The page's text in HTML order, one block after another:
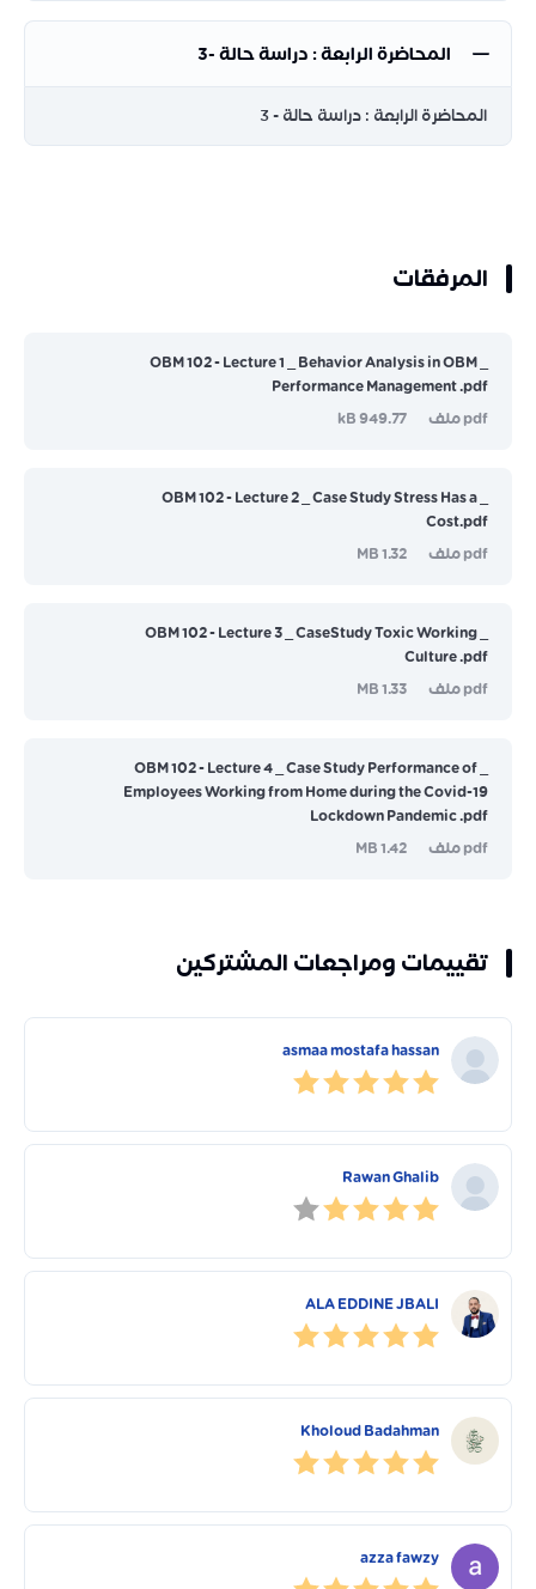
المحاضرة الرابعة : دراسة حالة -3
المحاضرة الرابعة : دراسة حالة - 3
المرفقات
_ OBM 102 - Lecture 1 _ Behavior Analysis in OBM
Performance Management .pdf
pdf ملف
949.77 kB
_ OBM 102 - Lecture 2 _ Case Study Stress Has a
Cost.pdf
pdf ملف
1.32 MB
_ OBM 102 - Lecture 3 _ CaseStudy Toxic Working
Culture .pdf
pdf ملف
1.33 MB
_ OBM 102 - Lecture 4 _ Case Study Performance of
Employees Working from Home during the Covid-19
Lockdown Pandemic .pdf
pdf ملف
1.42 MB
تقييمات ومراجعات المشتركين
asmaa mostafa hassan
Rawan Ghalib
ALA EDDINE JBALI
Kholoud Badahman
azza fawzy